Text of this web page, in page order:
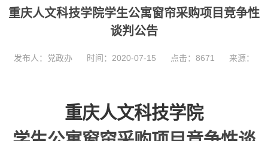
重庆人文科技学院学生公寓窗帘采购项目竞争性
谈判公告
发布人：党政办 时间：2020-07-15 点击： 8671 来源：
重庆人文科技学院